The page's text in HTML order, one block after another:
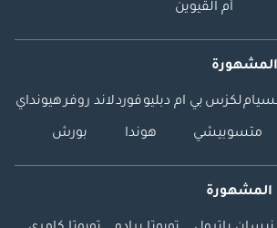
أم القيوين
لكزس بي ام دبليوفوردلاند روفرهيونداي
متسوبيشي هوندا بورش
المشهورة